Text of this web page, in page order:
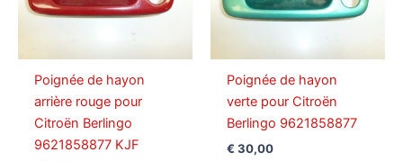
Poignée de hayon
arrière rouge pour
Citroën Berlingo
9621858877 KJF
Poignée de hayon
verte pour Citroën
Berlingo 9621858877
€ 30,00